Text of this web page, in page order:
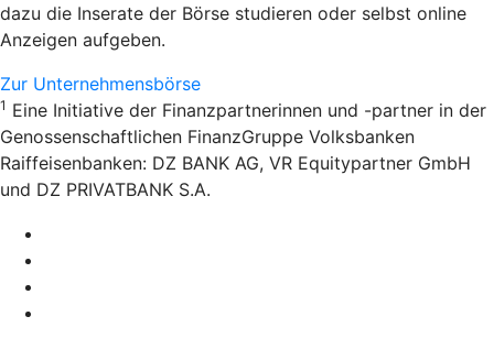
dazu die Inserate der Börse studieren oder selbst online
Anzeigen aufgeben.
Zur Unternehmensbörse
1 Eine Initiative der Finanzpartnerinnen und -partner in der
Genossenschaftlichen FinanzGruppe Volksbanken
Raiffeisenbanken: DZ BANK AG, VR Equitypartner GmbH
und DZ PRIVATBANK S.A.